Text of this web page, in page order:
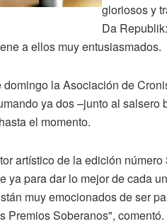
gloriosos y
Da
a ellos muy entusiasmados.
la Asociación de
ya dos –junto al
el momento.
artístico de la edición
ya para dar lo mejor de cada
muy emocionados de ser
Premios Soberanos", comentó.